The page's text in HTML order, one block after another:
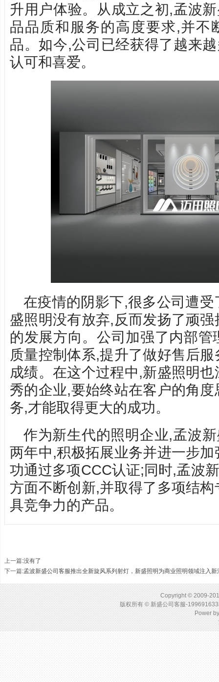
升用户体验。从成立之初,孟波
品品质和服务的高度要求,并不
品。如今,公司已经获得了越来
认可和喜爱。
在疫情的阴影下,很多公司遭
盛照明没有放弃,反而发扬了顽
的发展方向。公司加强了内部
质量控制体系,提升了做好售后
成绩。在这个过程中,新盛照明
秀的企业,要始终站在客户的角
务,才能取得更大的成功。
作为新生代的照明企业,孟波
两年中,积极拓展业务并进一步
功通过多项CCC认证;同时,孟波
方面不断创新,并取得了多项结
具竞争力的产品。
上一篇:没有了
下一篇:孟波新盛公司客服推出全新旋风系列射灯，新盛照明为商业照明领域注入新
Copyright © 2009-
版权所有 © 新盛公司客服-
Power